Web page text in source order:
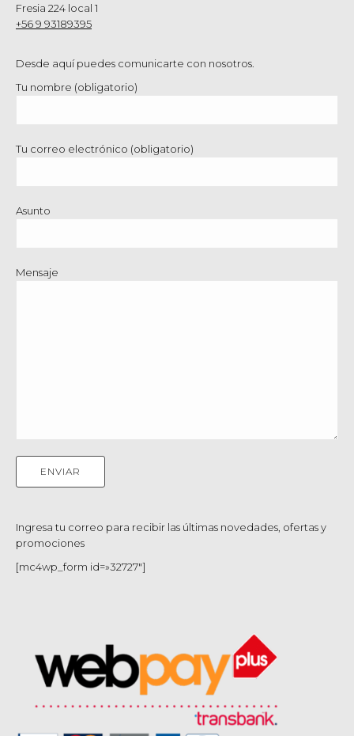
Fresia 224 local 1
+56 9 93189395
Desde aquí puedes comunicarte con nosotros.
Tu nombre (obligatorio)
Tu correo electrónico (obligatorio)
Asunto
Mensaje
Ingresa tu correo para recibir las últimas novedades, ofertas y
promociones
[mc4wp_form id=»32727″]